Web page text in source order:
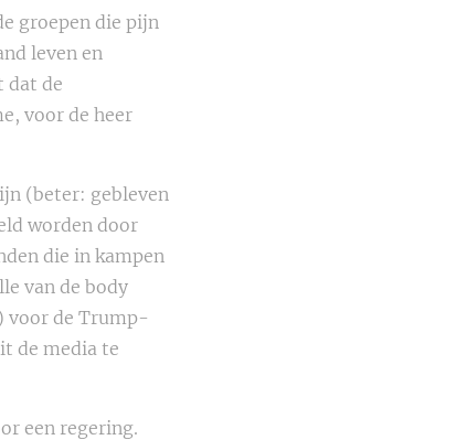
groepen die pijn
leven en
dat de
voor de heer
(beter: gebleven
worden door
die in kampen
van de body
voor de Trump-
de media te
een regering.